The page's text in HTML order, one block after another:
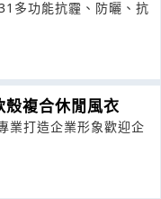
多功能抗霾、防曬、抗
殼複合休閒風衣
業打造企業形象歡迎企